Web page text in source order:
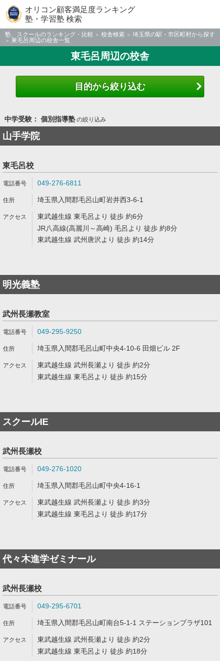
オリコン顧客満足度ランキング
塾・学習塾 検索
塾、スクールのランキング・比較 校舎検索
埼玉県の駅・市区町村から探す
東毛呂周辺の校舎一覧
東毛呂周辺の校舎
目的から絞り込む
中学受験： 個別指導塾の絞り込み
山手学院
東毛呂校
049-276-6811
埼玉県入間郡毛呂山町岩井西3-6-1
東武越生線 東毛呂より 徒歩 約6分
JR八高線(高麗川～高崎) 毛呂より 徒歩 約8分
東武越生線 武州唐沢より 徒歩 約14分
明光義塾
武州長瀬教室
049-295-9250
埼玉県入間郡毛呂山町中央4-10-6 田畑ビル 2F
東武越生線 武州長瀬より 徒歩 約2分
東武越生線 東毛呂より 徒歩 約15分
スクールIE
武州長瀬校
049-276-1020
埼玉県入間郡毛呂山町中央4-16-1
東武越生線 武州長瀬より 徒歩 約3分
東武越生線 東毛呂より 徒歩 約17分
代々木進学ゼミナール
武州長瀬校
049-295-6701
埼玉県入間郡毛呂山町南台5-1-1 ステーションプラザ101
東武越生線 武州長瀬より 徒歩 約2分
東武越生線 東毛呂より 徒歩 約18分